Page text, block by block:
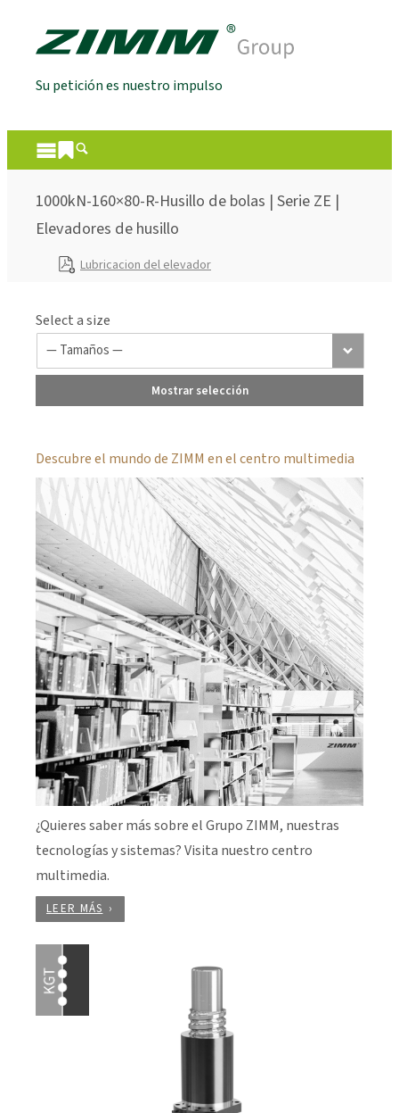
Su petición es nuestro impulso
1000kN-160×80-R-Husillo de bolas | Serie ZE |
Elevadores de husillo
Lubricacion del elevador
Select a size
Mostrar selección
Descubre el mundo de ZIMM en el centro multimedia
¿Quieres saber más sobre el Grupo ZIMM, nuestras
tecnologías y sistemas? Visita nuestro centro
multimedia.
LEER MÁS